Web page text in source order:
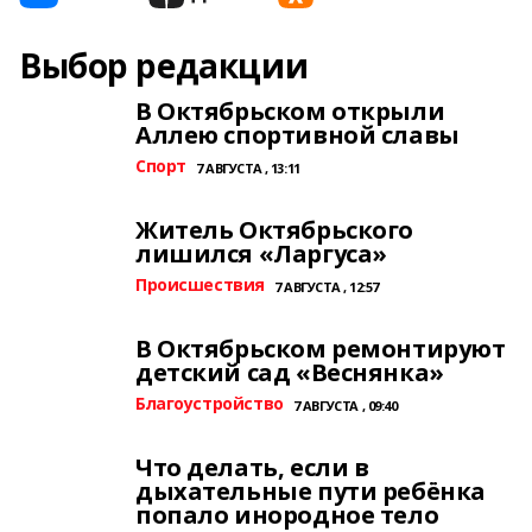
Выбор редакции
В Октябрьском открыли
Аллею спортивной славы
Спорт 7 АВГУСТА , 13:11
Житель Октябрьского
лишился «Ларгуса»
Происшествия 7 АВГУСТА , 12:57
В Октябрьском ремонтируют
детский сад «Веснянка»
Благоустройство 7 АВГУСТА , 09:40
Что делать, если в
дыхательные пути ребёнка
попало инородное тело